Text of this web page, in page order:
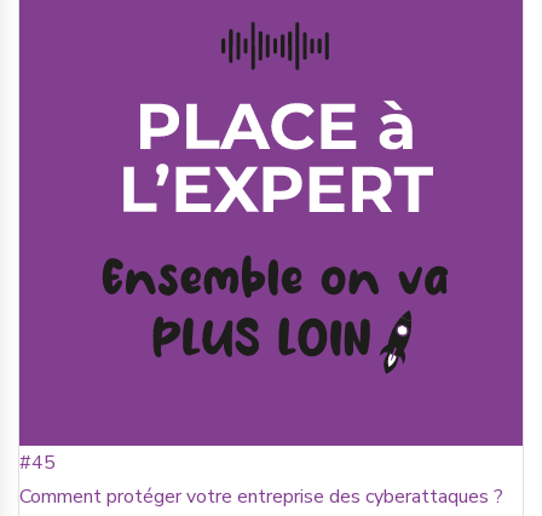
#45
Comment protéger votre entreprise des cyberattaques ?